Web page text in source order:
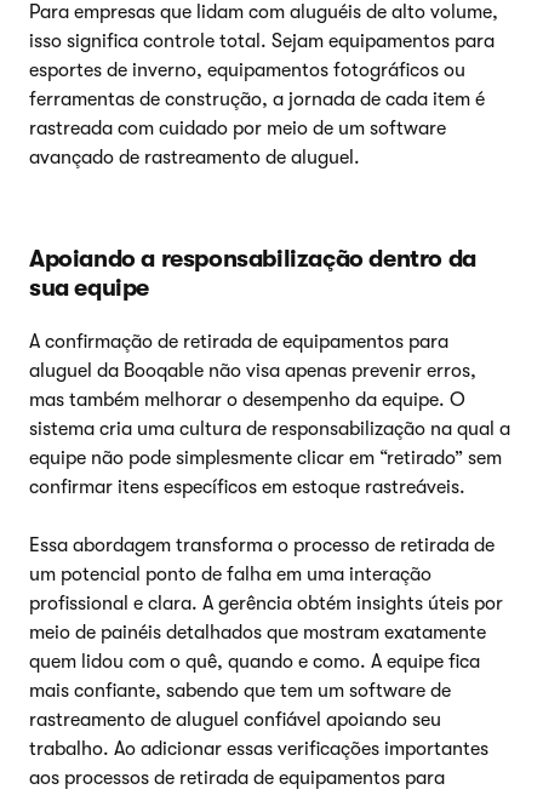
Para empresas que lidam com aluguéis de alto volume,
isso significa controle total. Sejam equipamentos para
esportes de inverno, equipamentos fotográficos ou
ferramentas de construção, a jornada de cada item é
rastreada com cuidado por meio de um software
avançado de rastreamento de aluguel.
Apoiando a responsabilização dentro da
sua equipe
A confirmação de retirada de equipamentos para
aluguel da Booqable não visa apenas prevenir erros,
mas também melhorar o desempenho da equipe. O
sistema cria uma cultura de responsabilização na qual a
equipe não pode simplesmente clicar em “retirado” sem
confirmar itens específicos em estoque rastreáveis.
Essa abordagem transforma o processo de retirada de
um potencial ponto de falha em uma interação
profissional e clara. A gerência obtém insights úteis por
meio de painéis detalhados que mostram exatamente
quem lidou com o quê, quando e como. A equipe fica
mais confiante, sabendo que tem um software de
rastreamento de aluguel confiável apoiando seu
trabalho. Ao adicionar essas verificações importantes
aos processos de retirada de equipamentos para